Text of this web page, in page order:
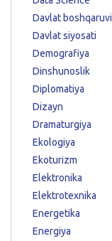
Davlat boshqaruvi
Davlat siyosati
Demografiya
Dinshunoslik
Diplomatiya
Dizayn
Dramaturgiya
Ekologiya
Ekoturizm
Elektronika
Elektrotexnika
Energetika
Energiya